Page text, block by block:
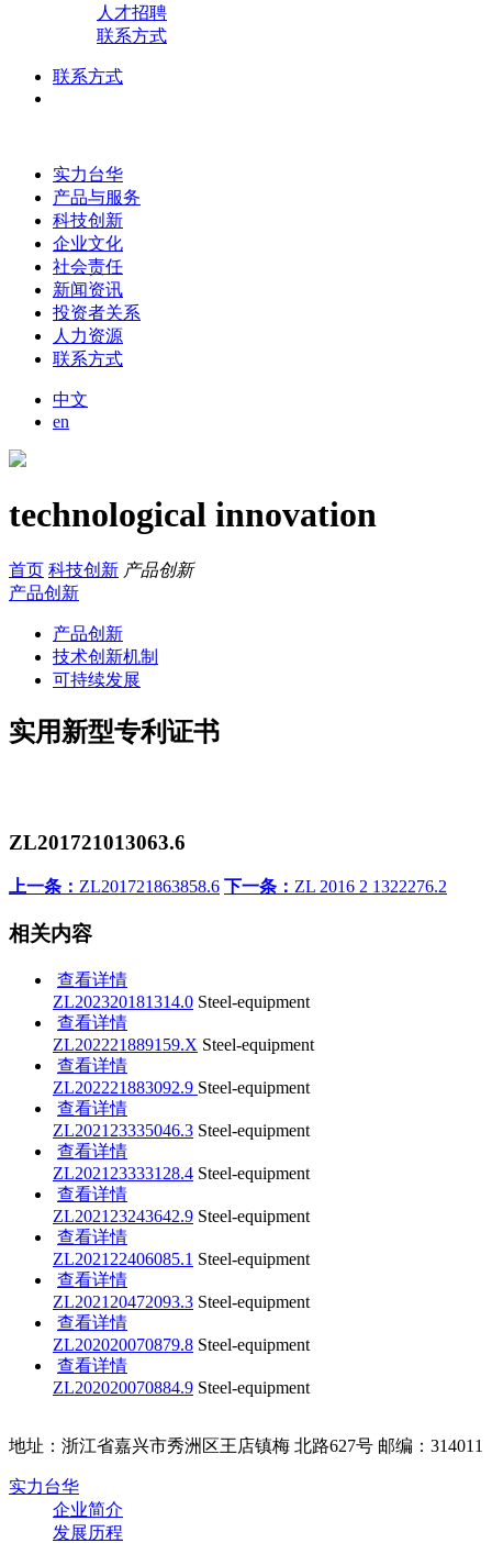
人才招聘
联系方式
联系方式
实力台华
产品与服务
科技创新
企业文化
社会责任
新闻资讯
投资者关系
人力资源
联系方式
中文
en
technological innovation
首页 科技创新 产品创新
产品创新
产品创新
技术创新机制
可持续发展
实用新型专利证书
ZL201721013063.6
上一条： ZL201721863858.6 下一条： ZL 2016 2 1322276.2
相关内容
查看详情
ZL202320181314.0 Steel-equipment
查看详情
ZL202221889159.X Steel-equipment
查看详情
ZL202221883092.9 Steel-equipment
查看详情
ZL202123335046.3 Steel-equipment
查看详情
ZL202123333128.4 Steel-equipment
查看详情
ZL202123243642.9 Steel-equipment
查看详情
ZL202122406085.1 Steel-equipment
查看详情
ZL202120472093.3 Steel-equipment
查看详情
ZL202020070879.8 Steel-equipment
查看详情
ZL202020070884.9 Steel-equipment
地址：浙江省嘉兴市秀洲区王店镇梅 北路627号 邮编：314011
实力台华
企业简介
发展历程